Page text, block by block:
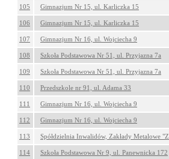
105 Gimnazjum Nr 15, ul. Karliczka 15
106 Gimnazjum Nr 15, ul. Karliczka 15
107 Gimnazjum Nr 16, ul. Wojciecha 9
108 Szkoła Podstawowa Nr 51, ul. Przyjazna 7a
109 Szkoła Podstawowa Nr 51, ul. Przyjazna 7a
110 Przedszkole nr 91, ul. Adama 33
111 Gimnazjum Nr 16, ul. Wojciecha 9
112 Gimnazjum Nr 16, ul. Wojciecha 9
113 Spółdzielnia Inwalidów, Zakłady Metalowe
114 Szkoła Podstawowa Nr 9, ul. Panewnicka 172